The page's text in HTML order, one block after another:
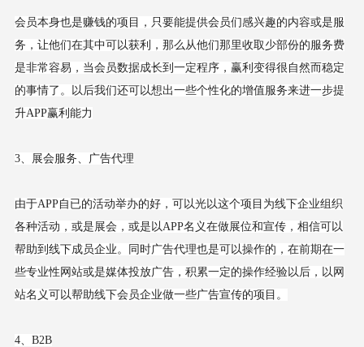
会员本身也是赚钱的项目，只要能提供会员们感兴趣的内容或是服
务，让他们在其中可以获利，那么从他们那里收取少部份的服务费
是非常容易，当会员数据成长到一定程序，赢利变得很自然而稳定
的事情了。以后我们还可以想出一些个性化的增值服务来进一步提
升APP赢利能力
3、展会服务、广告代理
由于APP自已的活动举办的好，可以光以这个项目为线下企业组织
各种活动，或是展会，或是以APP名义在做展位和宣传，相信可以
帮助到线下成员企业。同时广告代理也是可以操作的，在前期在一
些专业性网站或是媒体投放广告，积累一定的操作经验以后，以网
站名义可以帮助线下会员企业做一些广告宣传的项目。
4、B2B